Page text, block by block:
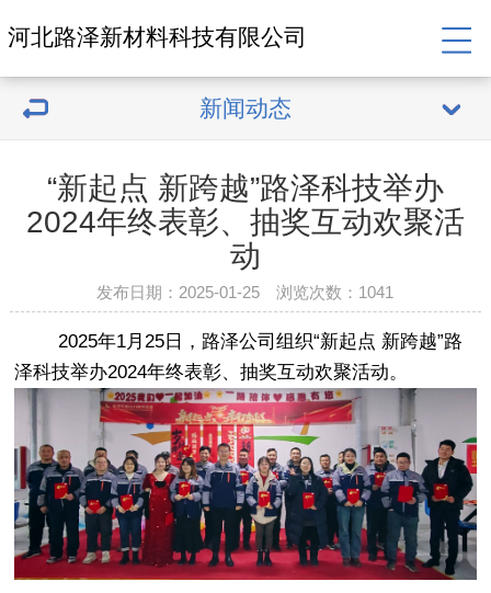
河北路泽新材料科技有限公司
新闻动态
“新起点 新跨越”路泽科技举办
2024年终表彰、抽奖互动欢聚活
动
发布日期：2025-01-25 浏览次数： 1041
2025年1月25日，路泽公司组织“新起点 新跨越”路
泽科技举办2024年终表彰、抽奖互动欢聚活动。